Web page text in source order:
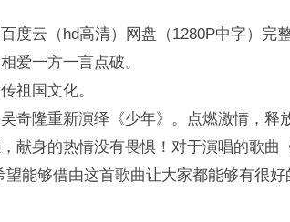
度云（hd高清）网盘（1280P中字）完
爱一方一言点破。
祖国文化。
奇隆重新演绎《少年》。点燃激情，释
献身的热情没有畏惧！对于演唱的歌曲
望能够借由这首歌曲让大家都能够有很